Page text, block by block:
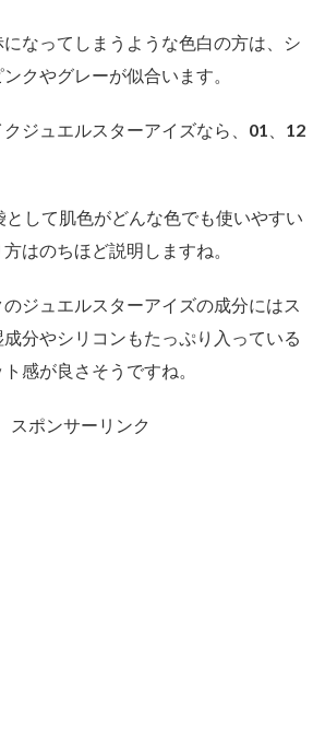
なってしまうような色白の方は、シ
クやグレーが似合います。
ジュエルスターアイズなら、01、12
して肌色がどんな色でも使いやすい
はのちほど説明しますね。
ジュエルスターアイズの成分にはス
分やシリコンもたっぷり入っている
感が良さそうですね。
スポンサーリンク